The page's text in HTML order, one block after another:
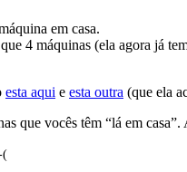
em casa.
4 máquinas (ela agora já
esta aqui e esta outra (que ela
que vocês têm “lá em
(